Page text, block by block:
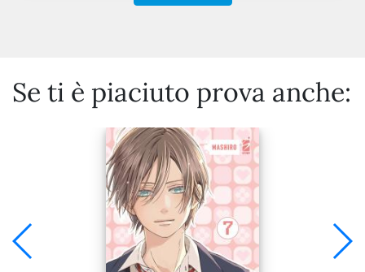
Se ti è piaciuto prova anche: